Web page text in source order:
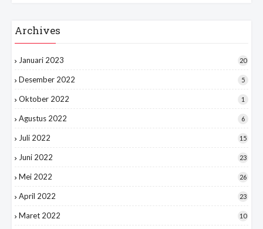
Archives
Januari 2023 20
Desember 2022 5
Oktober 2022 1
Agustus 2022 6
Juli 2022 15
Juni 2022 23
Mei 2022 26
April 2022 23
Maret 2022 10